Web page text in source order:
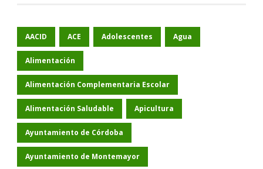
AACID ACE Adolescentes Agua
Alimentación
Alimentación Complementaria Escolar
Alimentación Saludable Apicultura
Ayuntamiento de Córdoba
Ayuntamiento de Montemayor